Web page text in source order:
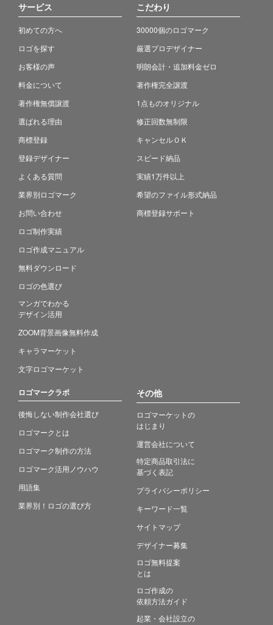
サービス
初めての方へ
ロゴを探す
お客様の声
料金について
著作権無償譲渡
選ばれる理由
商標登録
登録デザイナー
よくある質問
業界別ロゴマーク
お問い合わせ
ロゴ制作実績
ロゴ作成マニュアル
無料ダウンロード
ロゴの色選び
マンガでわかる
デザイン活用
ZOOM背景画像無料作成
キャラマーケット
文字ロゴマーケット
こだわり
30000個のロゴマーク
厳選プロデザイナー
明朗会計・追加料金ゼロ
著作権完全譲渡
1点ものオリジナル
修正回数無制限
キャンセルＯＫ
スピード納品
実績1万件以上
希望のファイル形式納品
商標登録サポート
ロゴマークラボ
後悔しない制作会社選び
ロゴマークとは
ロゴマーク制作の方法
ロゴマーク活用ノウハウ
用語集
業界別！ロゴの選び方
その他
ロゴマーケットの
はじまり
運営会社について
特定商品取引法に
基づく表記
プライバシーポリシー
キーワード一覧
サイトマップ
デザイナー募集
ロゴ無料提案
とは
ロゴ作成の
依頼方法ガイド
起業・会社設立の